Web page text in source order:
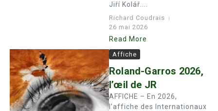
Jiří Kolář....
Richard Coudrais
26 mai 2026
Read More
Affiche
Roland-Garros 2026,
l’œil de JR
AFFICHE – En 2026,
l’affiche des Internationaux